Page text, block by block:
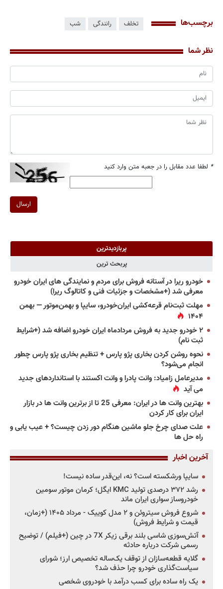
برچسب‌ها تخلف رانندگی شب
نظر شما
* لطفا عدد مقابل را در جعبه متن وارد کنید
ارسال
پربازدیدترین
پربحث ترین
خودرو ریرا در آستانه فروش برای مردم و نمایندگی های ایران خودرو
معرفی شد (+مشخصات و جزئیات فنی و کاتالوگ ریرا)
مهلت ثبت‌نام قرعه‌کشی ایران‌خودرو، سایپا و بهمن‌موتور — بهمن
۱۴۰۴
۲ خودرو جدید به فروش مردادماه ایران خودرو اضافه شد (+شرایط
ثبت نام)
نحوه روشن کردن بخاری پژو پارس + تنظیم بخاری پژو پارس چطور
انجام می‌شود؟
مدیرعامل زامیاد: وانت پادرا و وانت اکستند با استانداردهای جدید
می آید
بهترین وانت ها در ایران: معرفی 25 تا از برترین وانت ها در بازار
ایران برای کار کردن
علت صدای چرخ جلو ماشین هنگام دور زدن چیست؟ + عیب یابی و
راه حل ها
آخرین اخبار
سایپا ورشکسته است؟ نه، این‌قدر ساده نیست!
رشد ۳۷۲ درصدی تولید KMC ایگل؛ کرمان موتور سومین
خودروساز سواری ایران ماند
شروع فروش سیتروئن و ۲ مدل کوییک - مرداد ۱۴۰۵ (+زمان،
قیمت و شرایط فروش)
آتش‌سوزی شاسی بلند برقی زیکر 7X در چین (+فیلم) / توضیح
رسمی شرکت درباره حادثه
گلایه قطعه‌سازان از توقف یک‌ساله تخصیص ارز؛ شورای
سیاست‌گذاری خودرو چرا حذف شد؟
یک راه ساده برای کسب درآمد با خودروی شخصی